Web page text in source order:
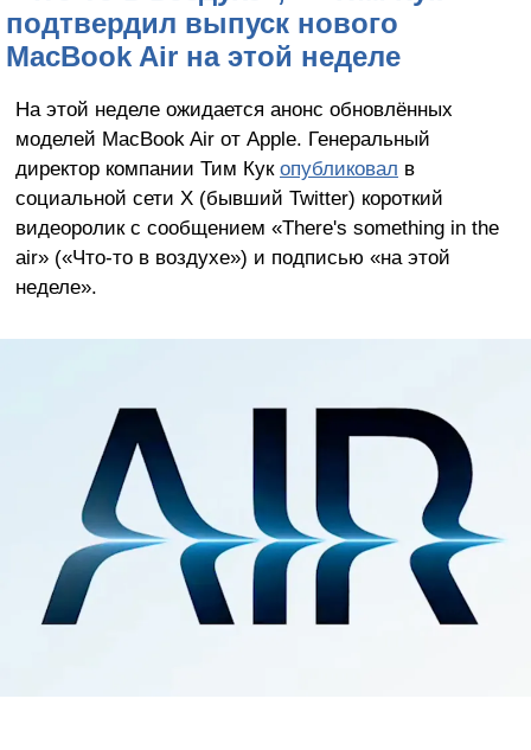
подтвердил выпуск нового
MacBook Air на этой неделе
На этой неделе ожидается анонс обновлённых
моделей MacBook Air от Apple. Генеральный
директор компании Тим Кук опубликовал в
социальной сети X (бывший Twitter) короткий
видеоролик с сообщением «There's something in the
air» («Что-то в воздухе») и подписью «на этой
неделе».